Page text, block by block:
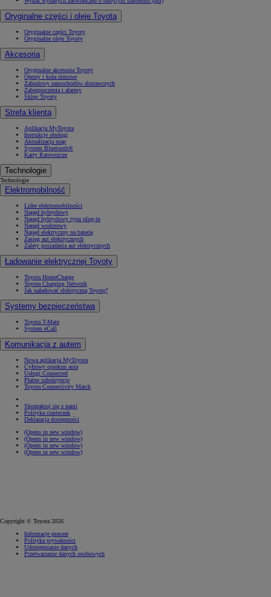
Oryginalne części i oleje Toyota
Oryginalne części Toyoty
Oryginalne oleje Toyoty
Akcesoria
Oryginalne akcesoria Toyoty
Opony i koła zimowe
Zabudowy samochodów dostawczych
Zabezpieczenia i alarmy
Sklep Toyoty
Strefa klienta
Aplikacja MyToyota
Instrukcje obsługi
Aktualizacja map
System Bluetooth®
Karty Ratownicze
Technologie
Technologie
Elektromobilność
Lider elektromobilności
Napęd hybrydowy
Napęd hybrydowy typu plug-in
Napęd wodorowy
Napęd elektryczny na baterię
Zasięg aut elektrycznych
Zalety posiadania aut elektrycznych
Ładowanie elektrycznej Toyoty
Toyota HomeCharge
Toyota Charging Network
Jak naładować elektryczną Toyotę?
Systemy bezpieczeństwa
Toyota T-Mate
System eCall
Komunikacja z autem
Nowa aplikacja MyToyota
Cyfrowy opiekun auta
Usługi Connected
Płatne subskrypcje
Toyota Connectivity Match
Skontaktuj się z nami
Polityka ciasteczek
Deklaracja dostępności
(Opens in new window)
(Opens in new window)
(Opens in new window)
(Opens in new window)
Copyright © Toyota 2026
Informacje prawne
Polityka prywatności
Udostępnianie danych
Przetwarzanie danych osobowych